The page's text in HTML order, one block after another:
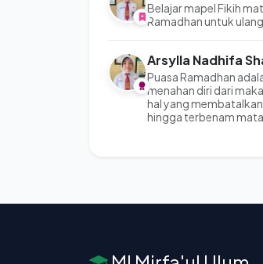
Belajar mapel Fikih
Ramadhan untuk
Arsylla Nadhifa
Puasa Ramadhan
menahan diri dari
hal yang
hingga terbenam